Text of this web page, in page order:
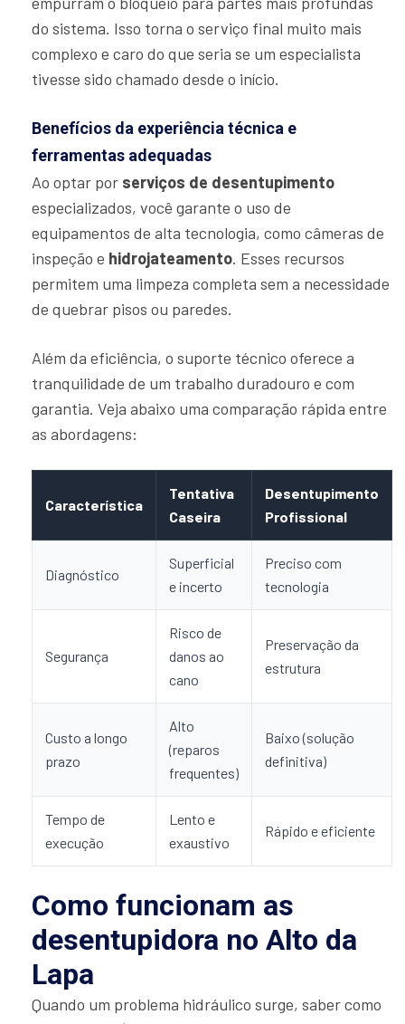
do sistema. Isso torna o serviço final muito mais
complexo e caro do que seria se um especialista
tivesse sido chamado desde o início.
Benefícios da experiência técnica e
ferramentas adequadas
Ao optar por serviços de desentupimento
especializados, você garante o uso de
equipamentos de alta tecnologia, como câmeras de
inspeção e hidrojateamento. Esses recursos
permitem uma limpeza completa sem a necessidade
de quebrar pisos ou paredes.
Além da eficiência, o suporte técnico oferece a
tranquilidade de um trabalho duradouro e com
garantia. Veja abaixo uma comparação rápida entre
as abordagens:
Característica
Tentativa
Caseira
Desentupimento
Profissional
Diagnóstico
Superficial
e incerto
Preciso com
tecnologia
Segurança
Risco de
danos ao
cano
Preservação da
estrutura
Custo a longo
prazo
Alto
(reparos
frequentes)
Baixo (solução
definitiva)
Tempo de
execução
Lento e
exaustivo
Rápido e eficiente
Como funcionam as
desentupidora no Alto da
Lapa
Quando um problema hidráulico surge, saber como